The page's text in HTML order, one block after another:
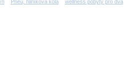
Pneu, hliníková kola wellness pobyty pro dva